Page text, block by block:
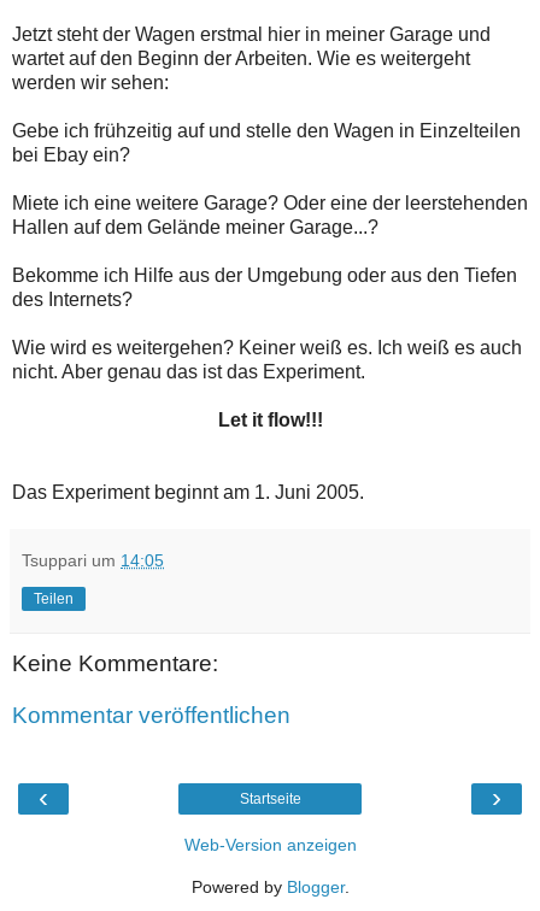
Jetzt steht der Wagen erstmal hier in meiner Garage und
wartet auf den Beginn der Arbeiten. Wie es weitergeht
werden wir sehen:
Gebe ich frühzeitig auf und stelle den Wagen in Einzelteilen
bei Ebay ein?
Miete ich eine weitere Garage? Oder eine der leerstehenden
Hallen auf dem Gelände meiner Garage...?
Bekomme ich Hilfe aus der Umgebung oder aus den Tiefen
des Internets?
Wie wird es weitergehen? Keiner weiß es. Ich weiß es auch
nicht. Aber genau das ist das Experiment.
Let it flow!!!
Das Experiment beginnt am 1. Juni 2005.
Tsuppari um 14:05
Teilen
Keine Kommentare:
Kommentar veröffentlichen
‹ ›
Startseite
Web-Version anzeigen
Powered by Blogger.